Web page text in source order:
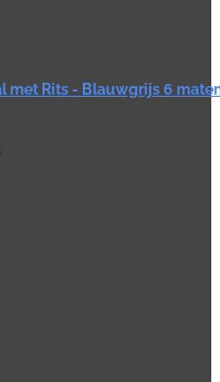
met Rits - Blauwgrijs 6